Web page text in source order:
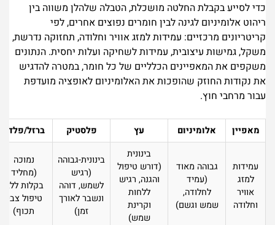
כדי לסייע בקבלת החלטה מושכלת, הטבלה שלהלן משווה בין
ריהוט אלומיניום לגינה לבין חומרים נפוצים אחרים, לפי
קריטריונים מרכזיים: עמידות למזג אוויר וחלודה, תחזוקה נדרשת,
משקל, גמישות עיצובית, עמידות לשחיקה ועלות יחסית. הנתונים
משקפים את המאפיינים הכלליים של כל חומר, במטרה להדגיש
את נקודות החוזק שהופכות את האלומיניום לאופציה מועדפת
עבור מרחבי חוץ.
מאפיין אלומיניום עץ פלסטיק ברזל/פלדה
עמידות
למזג
אוויר
וחלודה
גבוהה מאוד
(עמיד
לחלודה,
שמש וגשם)
בינונית
(דורש טיפול
והגנה, רגיש
ללחות
וקרינת
שמש)
בינונית-גבוהה
(רגיש
לשמש, דוהה
ונשבר לאורך
זמן)
נמוכה
(מחליד
בקלות ללא
טיפול צבע
תכוף)